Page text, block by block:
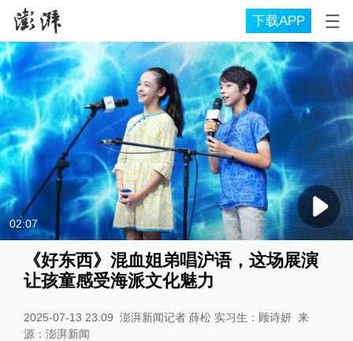
下载APP
02:07
《好东西》混血姐弟唱沪语，这场展演
让孩童感受海派文化魅力
2025-07-13 23:09 澎湃新闻记者 薛松 实习生：顾诗妍 来
源： 澎湃新闻